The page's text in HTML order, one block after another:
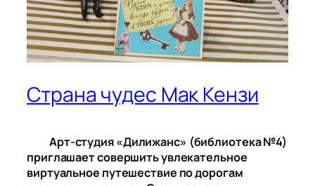
Страна чудес Мак Кензи
Арт-студия «Дилижанс» (библиотека №4)
приглашает совершить увлекательное
виртуальное путешествие по дорогам